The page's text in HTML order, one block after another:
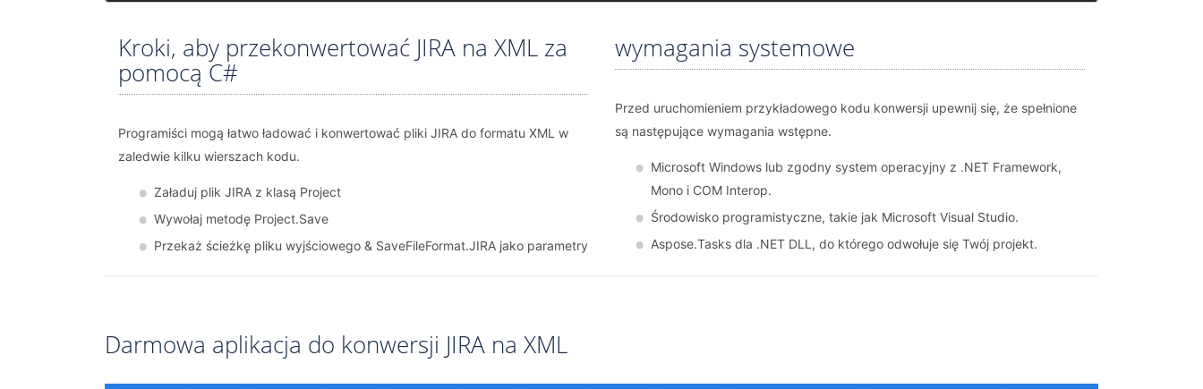
Kroki, aby przekonwertować JIRA na XML za
pomocą C#
Programiści mogą łatwo ładować i konwertować pliki JIRA do formatu XML w
zaledwie kilku wierszach kodu.
Załaduj plik JIRA z klasą Project
Wywołaj metodę Project.Save
Przekaż ścieżkę pliku wyjściowego & SaveFileFormat.JIRA jako parametry
wymagania systemowe
Przed uruchomieniem przykładowego kodu konwersji upewnij się, że spełnione
są następujące wymagania wstępne.
Microsoft Windows lub zgodny system operacyjny z .NET Framework,
Mono i COM Interop.
Środowisko programistyczne, takie jak Microsoft Visual Studio.
Aspose.Tasks dla .NET DLL, do którego odwołuje się Twój projekt.
Darmowa aplikacja do konwersji JIRA na XML